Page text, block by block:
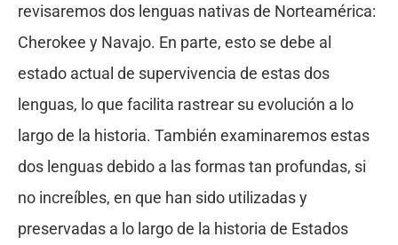
revisaremos dos lenguas nativas de Norteamérica:
Cherokee y Navajo. En parte, esto se debe al
estado actual de supervivencia de estas dos
lenguas, lo que facilita rastrear su evolución a lo
largo de la historia. También examinaremos estas
dos lenguas debido a las formas tan profundas, si
no increíbles, en que han sido utilizadas y
preservadas a lo largo de la historia de Estados